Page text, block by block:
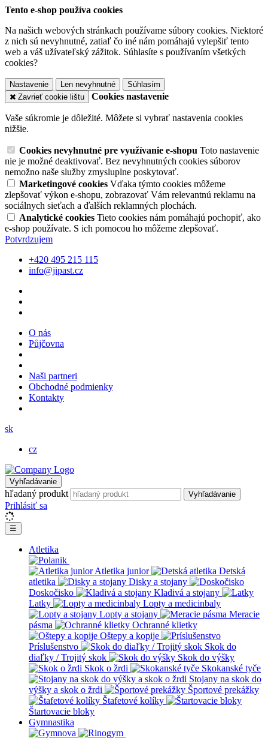
Tento e-shop používa cookies
Na našich webových stránkach používame súbory cookies. Niektoré
z nich sú nevyhnutné, zatiaľ čo iné nám pomáhajú vylepšiť tento
web a váš užívateľský zážitok. Súhlasíte s používaním všetkých
cookies?
Nastavenie Len nevyhnutné
Súhlasím
Zavrieť cookie lištu
Cookies nastavenie
Vaše súkromie je dôležité. Môžete si vybrať nastavenia cookies
nižšie.
Cookies nevyhnutné pre využívanie e-shopu Toto nastavenie
nie je možné deaktivovať. Bez nevyhnutných cookies súborov
nemožno naše služby zmysluplne poskytovať.
Marketingové cookies Vďaka týmto cookies môžeme
zlepšovať výkon e-shopu, zobrazovať Vám relevantnú reklamu na
sociálnych sieťach a ďalších reklamných plochách.
Analytické cookies Tieto cookies nám pomáhajú pochopiť, ako
e-shop používate. S ich pomocou ho môžeme zlepšovať.
Potvrdzujem
+420 495 215 115
info@jipast.cz
O nás
Půjčovna
Naši partneri
Obchodné podmienky
Kontakty
sk
cz
Vyhľadávanie
hľadaný produkt Vyhľadávanie
Prihlásiť sa
☰
Atletika
Atletika junior
Detská
atletika
Disky a stojany
Doskočisko
Kladivá a stojany
Latky
Lopty a medicinbaly
Lopty a stojany
Meracie
pásma
Ochranné klietky
Oštepy a kopije
Príslušenstvo
Skok do
diaľky / Trojitý skok
Skok do výšky
Skok o žrdi
Skokanské tyče
Stojany na skok do
výšky a skok o žrdi
Športové prekážky
Štafetové kolíky
Štartovacie bloky
Gymnastika